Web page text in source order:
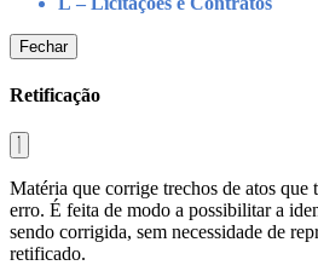
Fechar
Retificação
Matéria que corrige trechos de atos
erro. É feita de modo a possibilitar a
sendo corrigida, sem necessidade de reprodução integral do ato
retificado.